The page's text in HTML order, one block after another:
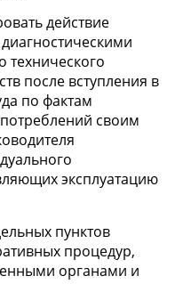
действие
технического
после вступления в
по фактам
своим
эксплуатацию
пунктов
процедур,
органами и